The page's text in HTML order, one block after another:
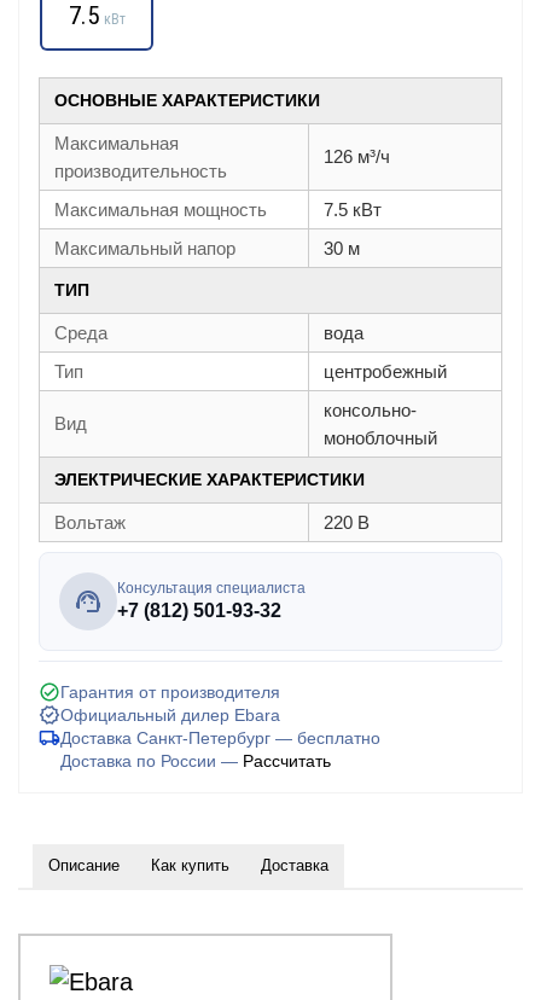
7.5 кВт
ОСНОВНЫЕ ХАРАКТЕРИСТИКИ
Максимальная
производительность
126 м³/ч
Максимальная мощность
7.5 кВт
Максимальный напор
30 м
ТИП
Среда
вода
Тип
центробежный
Вид
консольно-
моноблочный
ЭЛЕКТРИЧЕСКИЕ ХАРАКТЕРИСТИКИ
Вольтаж 220 В
Консультация специалиста
+7 (812) 501-93-32
Гарантия от производителя
Официальный дилер Ebara
Доставка Санкт-Петербург — бесплатно
Доставка по России — Рассчитать
Описание Как купить Доставка